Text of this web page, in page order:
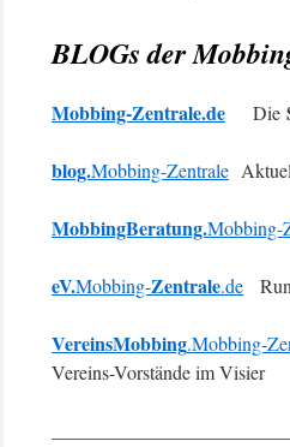
BLOGs der
Mobbing-Zentrale.de Die
blog.Mobbing-Zentrale
MobbingBeratung.Mobbing-
eV.Mobbing-Zentrale.de
VereinsMobbing.Mobbing-
Vereins-Vorstände im Visier